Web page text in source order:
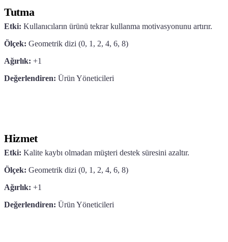
Tutma
Etki: Kullanıcıların ürünü tekrar kullanma motivasyonunu artırır.
Ölçek: Geometrik dizi (0, 1, 2, 4, 6, 8)
Ağırlık: +1
Değerlendiren: Ürün Yöneticileri
Hizmet
Etki: Kalite kaybı olmadan müşteri destek süresini azaltır.
Ölçek: Geometrik dizi (0, 1, 2, 4, 6, 8)
Ağırlık: +1
Değerlendiren: Ürün Yöneticileri